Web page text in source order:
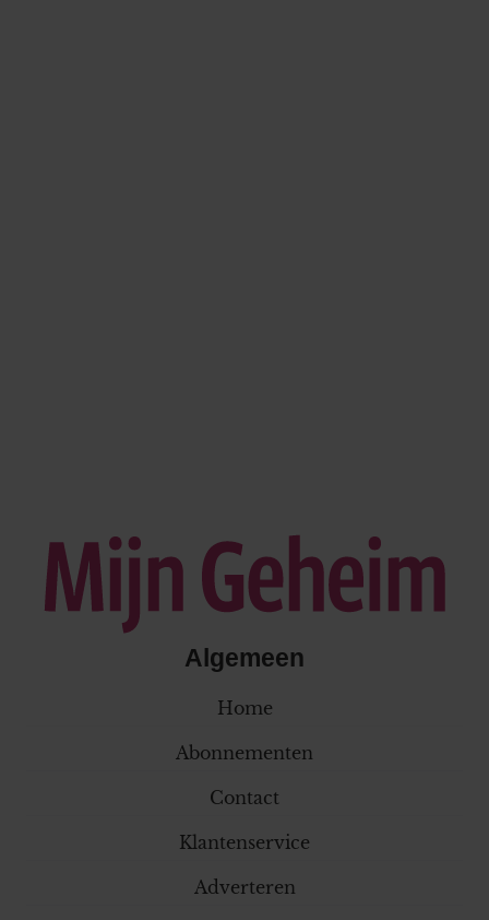
Algemeen
Home
Abonnementen
Contact
Klantenservice
Adverteren